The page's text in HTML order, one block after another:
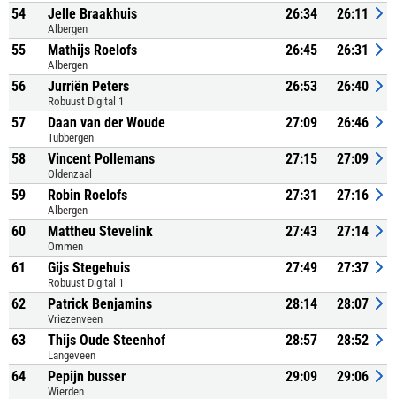
54 Jelle Braakhuis
Albergen
26:34 26:11
55 Mathijs Roelofs
Albergen
26:45 26:31
56 Jurriën Peters
Robuust Digital 1
26:53 26:40
57 Daan van der Woude
Tubbergen
27:09 26:46
58 Vincent Pollemans
Oldenzaal
27:15 27:09
59 Robin Roelofs
Albergen
27:31 27:16
60 Mattheu Stevelink
Ommen
27:43 27:14
61 Gijs Stegehuis
Robuust Digital 1
27:49 27:37
62 Patrick Benjamins
Vriezenveen
28:14 28:07
63 Thijs Oude Steenhof
Langeveen
28:57 28:52
64 Pepijn busser
Wierden
29:09 29:06